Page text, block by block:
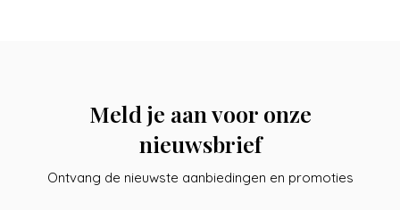
Meld je aan voor onze
nieuwsbrief
Ontvang de nieuwste aanbiedingen en promoties